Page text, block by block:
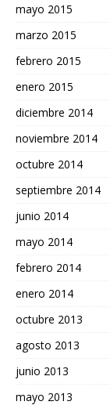
mayo 2015
marzo 2015
febrero 2015
enero 2015
diciembre 2014
noviembre 2014
octubre 2014
septiembre 2014
junio 2014
mayo 2014
febrero 2014
enero 2014
octubre 2013
agosto 2013
junio 2013
mayo 2013